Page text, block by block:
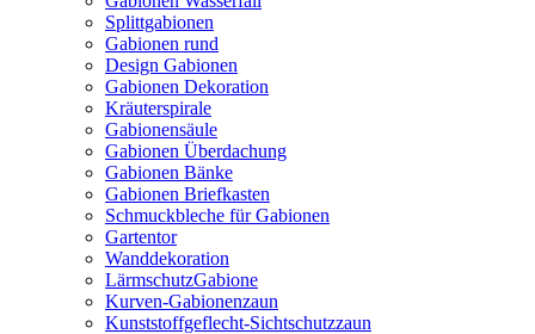
Splittgabionen
Gabionen rund
Design Gabionen
Gabionen Dekoration
Kräuterspirale
Gabionensäule
Gabionen Überdachung
Gabionen Bänke
Gabionen Briefkasten
Schmuckbleche für Gabionen
Gartentor
Wanddekoration
LärmschutzGabione
Kurven-Gabionenzaun
Kunststoffgeflecht-Sichtschutzzaun